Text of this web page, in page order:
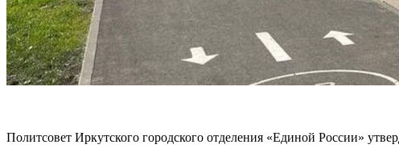
Политсовет Иркутского городского отделения «Единой России»